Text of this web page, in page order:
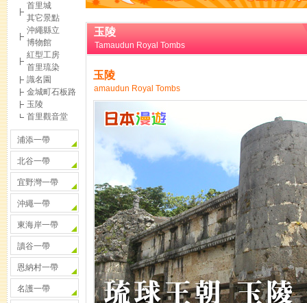
首里城
其它景點
沖繩縣立
博物館
紅型工房
首里琉染
識名園
金城町石板路
玉陵
首里觀音堂
浦添一帶
北谷一帶
宜野灣一帶
沖繩一帶
東海岸一帶
讀谷一帶
恩納村一帶
名護一帶
玉陵
Tamaudun Royal Tombs
玉陵
amaudun Royal Tombs